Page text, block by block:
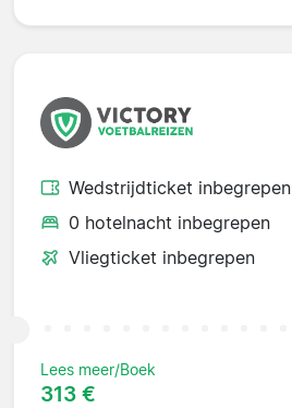
Wedstrijdticket inbegrepen
0 hotelnacht inbegrepen
Vliegticket inbegrepen
Lees meer/Boek
313 €